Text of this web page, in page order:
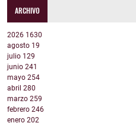
ARCHIVO
2026 1630
agosto 19
julio 129
junio 241
mayo 254
abril 280
marzo 259
febrero 246
enero 202